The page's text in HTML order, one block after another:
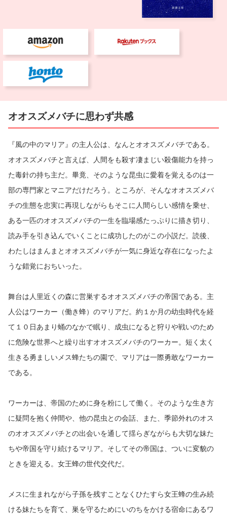
オオスズメバチに思わず共感
『風の中のマリア』の主人公は、なんとオオスズメバチである。
オオスズメバチと言えば、人間をも殺す凄まじい殺傷能力を持っ
た毒針の持ち主だ。畢竟、そのような昆虫に愛着を覚えるのは一
部の専門家とマニアだけだろう。ところが、そんなオオスズメバ
チの生態を忠実に再現しながらもそこに人間らしい感情を乗せ、
ある一匹のオオスズメバチの一生を臨場感たっぷりに描き切り、
読み手を引き込んでいくことに成功したのがこの小説だ。読後、
わたしはまんまとオオスズメバチが一気に身近な存在になったよ
うな錯覚におちいった。
舞台は人里近くの森に営巣するオオスズメバチの帝国である。主
人公はワーカー（働き蜂）のマリアだ。約１か月の幼虫時代を経
て１０日あまり蛹のなかで眠り、成虫になると狩りや戦いのため
に危険な世界へと繰り出すオオスズメバチのワーカー。短く太く
生きる勇ましいメス蜂たちの園で、マリアは一際勇敢なワーカー
である。
ワーカーは、帝国のために身を粉にして働く。そのような生き方
に疑問を抱く仲間や、他の昆虫との会話、また、季節外れのオス
のオオスズメバチとの出会いを通して揺らぎながらも大切な妹た
ちや帝国を守り続けるマリア。そしてその帝国は、ついに変貌の
ときを迎える。女王蜂の世代交代だ。
メスに生まれながら子孫を残すことなくひたすら女王蜂の生み続
ける妹たちを育て、巣を守るためにいのちをかける宿命にあるワ